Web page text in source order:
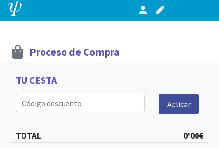
Proceso de Compra
TU CESTA
Código descuento Aplicar
TOTAL 0'00€